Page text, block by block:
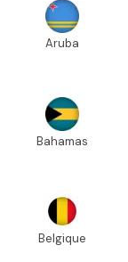
Aruba
Bahamas
Belgique